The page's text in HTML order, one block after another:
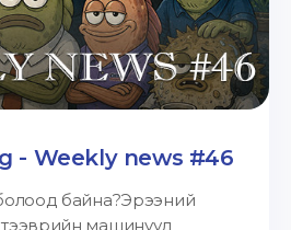
- Weekly news #46
байна?Эрээний
машинууд